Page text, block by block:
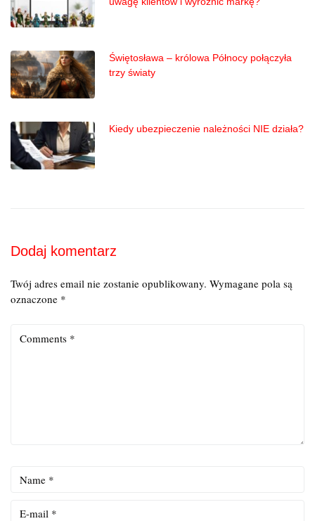
Świętosława – królowa Północy połączyła
trzy światy
Kiedy ubezpieczenie należności NIE działa?
Dodaj komentarz
Twój adres email nie zostanie opublikowany. Wymagane pola są
oznaczone *